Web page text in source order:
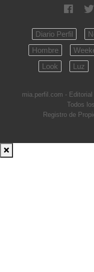
Diario Perfil
Hombre
Look
Luz
mia.perfil.com -
Todos
Registro de